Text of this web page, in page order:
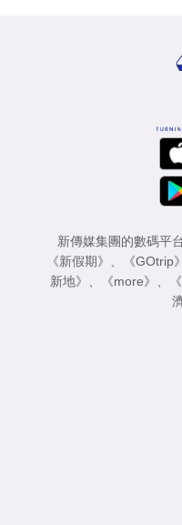
新傳媒集團的數碼平
《新假期》 、 《GOtrip》
新地》 、 《more》 、